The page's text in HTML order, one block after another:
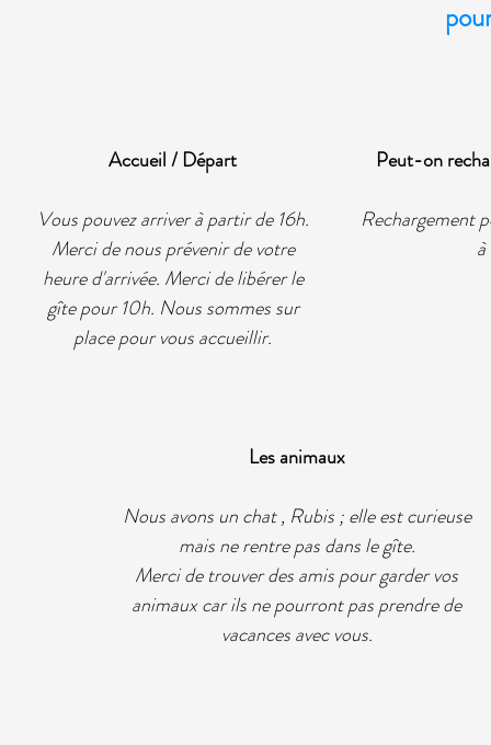
Accueil / Départ
Vous pouvez arriver à partir de 16h.
Merci de nous prévenir de votre
heure d'arrivée. Merci de libérer le
gîte pour 10h. Nous sommes sur
place pour vous accueillir.
Peut-on
Rechargement
Les animaux
Nous avons un chat , Rubis ; elle est curieuse
mais ne rentre pas dans le gîte.
Merci de trouver des amis pour garder vos
animaux car ils ne pourront pas prendre de
vacances avec vous.